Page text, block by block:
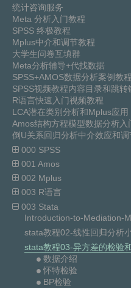
统计咨询服务
Meta 分析入门教程
SPSS 终极教程
Mplus中介和调节教程
大学生问卷互填群
Meta分析辅导+代找数据
SPSS+AMOS数据分析案例教
SPSS视频教程内容目录和跳转
R语言快速入门视频教程
LCA潜在类别分析和Mplus应用
Amos结构方程模型数据分析入
倒U关系回归分析中介效应和
000 SPSS
001 Amos
002 Mplus
003 R语言
003 Stata
Introduction-to-Mediation-
stata教程02-线性回归分析
stata教程03-异方差的检验
数据介绍
怀特检验
BP检验